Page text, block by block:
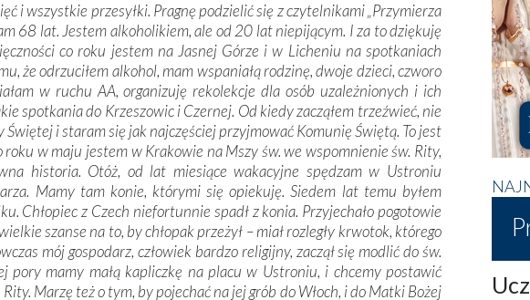
i wszystkie przesyłki. Pragnę podzielić się z czytelnikami „Przymierza
68 lat. Jestem alkoholikiem, ale od 20 lat niepijącym. I za to dziękuję
co roku jestem na Jasnej Górze i w Licheniu na spotkaniach
że odrzuciłem alkohol, mam wspaniałą rodzinę, dwoje dzieci, czworo
w ruchu AA, organizuję rekolekcje dla osób uzależnionych i ich
spotkania do Krzeszowic i Czernej. Od kiedy zacząłem trzeźwieć, nie
i staram się jak najczęściej przyjmować Komunię Świętą. To jest
roku w maju jestem w Krakowie na Mszy św. we wspomnienie św. Rity,
historia. Otóż, od lat miesiące wakacyjne spędzam w Ustroniu
Mamy tam konie, którymi się opiekuję. Siedem lat temu byłem
Chłopiec z Czech niefortunnie spadł z konia. Przyjechało pogotowie
szanse na to, by chłopak przeżył – miał rozległy krwotok, którego
mój gospodarz, człowiek bardzo religijny, zaczął się modlić do św.
pory mamy małą kapliczkę na placu w Ustroniu, i chcemy postawić
Marzę też o tym, by pojechać na jej grób do Włoch, i do Matki Bożej